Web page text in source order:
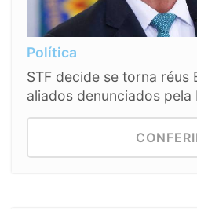
Política
STF decide se torna réus
aliados denunciados pela